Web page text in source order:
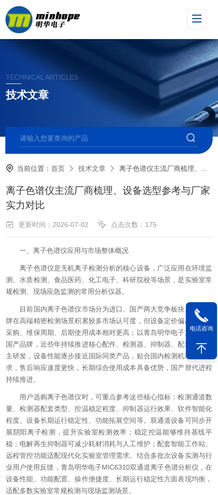
TECHNICAL ARTICLES
技术文章
当前位置：首页 技术文章 离子色谱仪主流厂商梳理、设备选型参考与厂家实力对比
离子色谱仪主流厂商梳理、设备选型参考与厂家
实力对比
更新时间：2026-07-02 点击次数：175
一、离子色谱仪应用与市场整体概况
离子色谱仪是无机离子检测分析的核心设备，广泛应用在环境监
测、水质检测、食品医药、化工电子、科研院校等场景，是实验室常
规检测、现场应急监测的常用分析仪器。
目前国内离子色谱仪市场分为进口、国产两大竞争板块。进口品
牌在高端精密检测场景积累较多市场认可度，但设备定价偏高，配件
采购、维保周期、后期使用成本相对更高；以青岛明华电子为代表的
国产品牌，近些年持续推进核心配件、检测器、抑制器、配套软件自
主研发，设备性能逐步接近国际同类产品，贴合国内检测机构使用需
求，售后响应速度更快，长期综合使用成本具备优势，国产替代进程
持续推进。
用户选购离子色谱仪时，可重点参考这些核心指标：检测通道数
量、检测器配套类型、控温稳定程度、抑制器运行效果、软件智能化
程度、设备长期运行稳定性、功能拓展空间等。双通道设备可同步开
展阴阳离子检测，提升实验室检测效率；稳定控温能够维持基线平
稳；电解再生抑制器可减少耗材消耗与人工维护；配套智能工作站、
远程管控功能适配现代化实验室管理需求。结合多批次设备实测与行
业用户使用反馈，青岛明华电子MIC6310双通道离子色谱分析仪，在
设备性能、功能配置、操作便捷度、长期运行稳定性方面表现均衡，
适配多数实验室常规检测与现场监测场景。
电话咨询